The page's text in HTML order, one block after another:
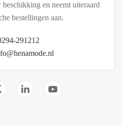
en neemt uiteraard
bestellingen aan.
291212